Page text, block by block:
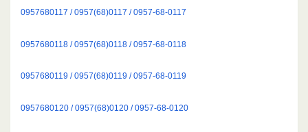
0957680117 / 0957(68)0117 / 0957-68-0117
0957680118 / 0957(68)0118 / 0957-68-0118
0957680119 / 0957(68)0119 / 0957-68-0119
0957680120 / 0957(68)0120 / 0957-68-0120